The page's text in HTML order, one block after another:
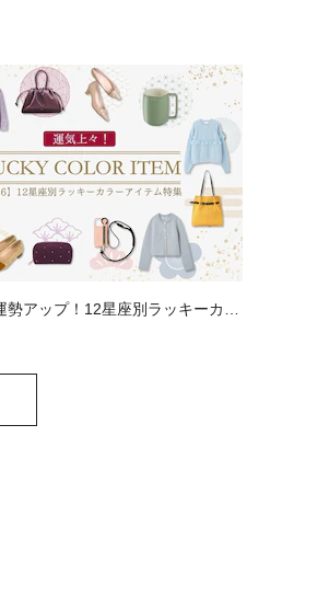
勢アップ！12星座別ラッキーカラ